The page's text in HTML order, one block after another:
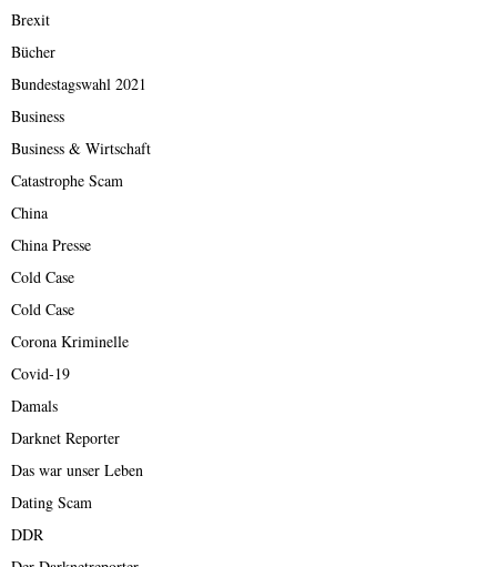
Brexit
Bücher
Bundestagswahl 2021
Business
Business & Wirtschaft
Catastrophe Scam
China
China Presse
Cold Case
Cold Case
Corona Kriminelle
Covid-19
Damals
Darknet Reporter
Das war unser Leben
Dating Scam
DDR